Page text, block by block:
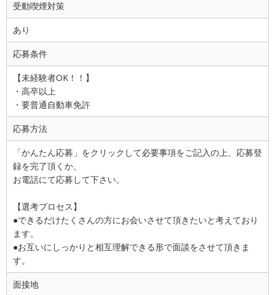
受動喫煙対策
あり
応募条件
【未経験者OK！！】
・高卒以上
・要普通自動車免許
応募方法
「かんたん応募」をクリックして必要事項をご記入の上、応募登
録を完了頂くか、
お電話にて応募して下さい。
【選考プロセス】
●できるだけたくさんの方にお会いさせて頂きたいと考えており
ます。
●お互いにしっかりと相互理解できる形で面談をさせて頂きま
す。
面接地